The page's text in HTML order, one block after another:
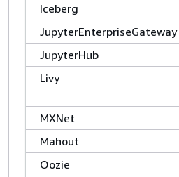
Iceberg
JupyterEnterpriseGateway
JupyterHub
Livy
MXNet
Mahout
Oozie